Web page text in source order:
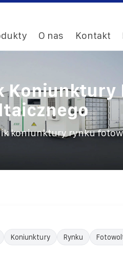
O nas Kontakt
Koniunktury
koniunktury rynku
Koniunktury Rynku